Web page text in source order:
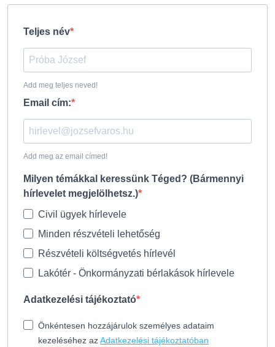
Teljes név
Add meg teljes neved!
Email cím:
Add meg az email címed!
Milyen témákkal keressünk Téged? (Bármennyi
hírlevelet megjelölhetsz.)
Civil ügyek hírlevele
Minden részvételi lehetőség
Részvételi költségvetés hírlevél
Lakótér - Önkormányzati bérlakások hírlevele
Adatkezelési tájékoztató
Önkéntesen hozzájárulok személyes adataim
kezeléséhez azAdatkezelési tájékoztatóban